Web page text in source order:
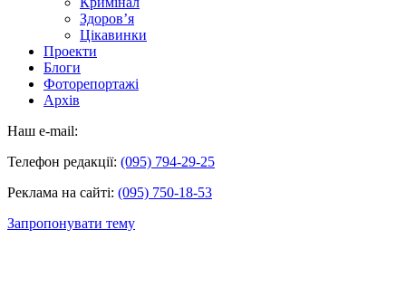
Здоров’я
Цікавинки
Проекти
Блоги
Фоторепортажі
Архів
Наш e-mail:
Телефон редакції: (095) 794-29-25
Реклама на сайті: (095) 750-18-53
Запропонувати тему